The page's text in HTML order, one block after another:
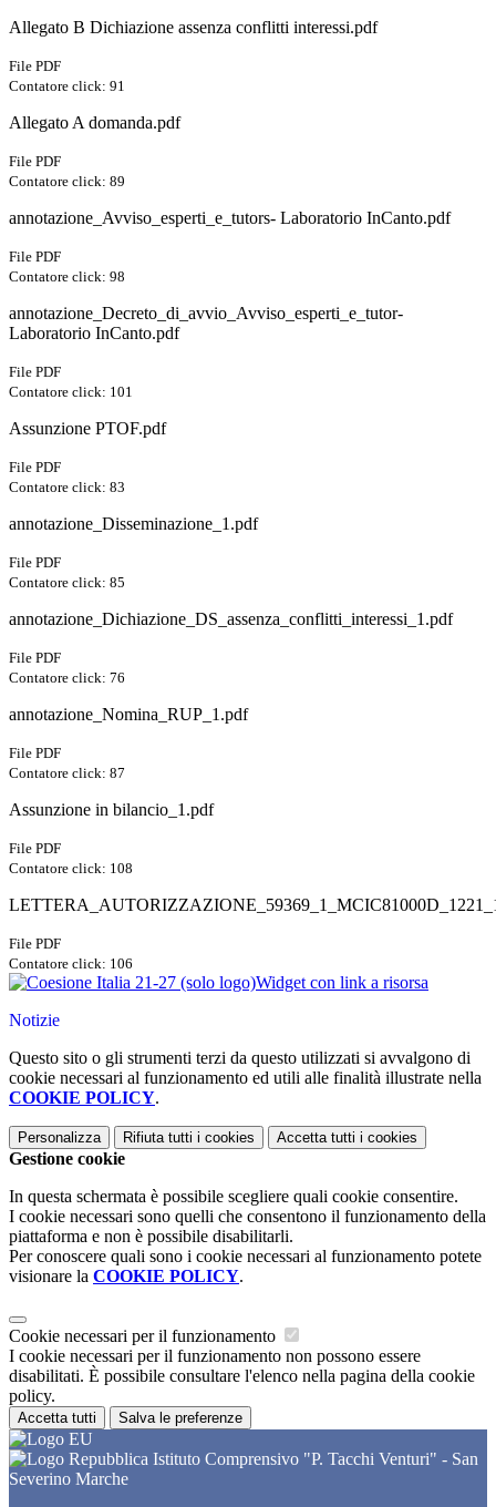
Allegato B Dichiazione assenza conflitti interessi.pdf
File PDF
Contatore click: 91
Allegato A domanda.pdf
File PDF
Contatore click: 89
annotazione_Avviso_esperti_e_tutors- Laboratorio InCanto.pdf
File PDF
Contatore click: 98
annotazione_Decreto_di_avvio_Avviso_esperti_e_tutor-
Laboratorio InCanto.pdf
File PDF
Contatore click: 101
Assunzione PTOF.pdf
File PDF
Contatore click: 83
annotazione_Disseminazione_1.pdf
File PDF
Contatore click: 85
annotazione_Dichiazione_DS_assenza_conflitti_interessi_1.pdf
File PDF
Contatore click: 76
annotazione_Nomina_RUP_1.pdf
File PDF
Contatore click: 87
Assunzione in bilancio_1.pdf
File PDF
Contatore click: 108
File PDF
Contatore click: 106
Widget con link a risorsa
Notizie
Questo sito o gli strumenti terzi da questo utilizzati si avvalgono di
cookie necessari al funzionamento ed utili alle finalità illustrate nella
COOKIE POLICY.
Personalizza Rifiuta tutti i cookies Accetta tutti i cookies
Gestione cookie
In questa schermata è possibile scegliere quali cookie consentire.
I cookie necessari sono quelli che consentono il funzionamento della
piattaforma e non è possibile disabilitarli.
Per conoscere quali sono i cookie necessari al funzionamento potete
visionare la COOKIE POLICY.
Cookie necessari per il funzionamento
I cookie necessari per il funzionamento non possono essere
disabilitati. È possibile consultare l'elenco nella pagina della cookie
policy.
Accetta tutti Salva le preferenze
Istituto Comprensivo "P. Tacchi Venturi" - San
Severino Marche